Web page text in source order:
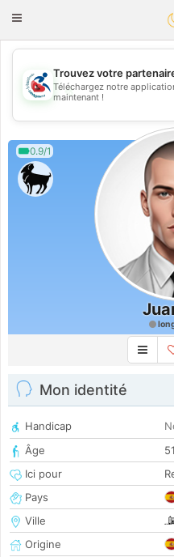
Toggle
💖
💕
Trouvez votre
Téléchargez notre
maintenant !
0.9/1
Mon identité
Handicap
Âge
Ici pour
Pays
Ville
Origine